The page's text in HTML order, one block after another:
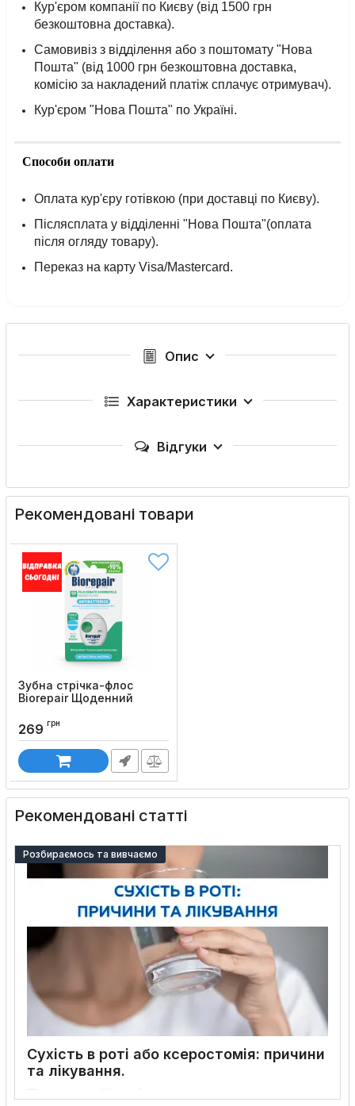
Кур'єром компанії по Києву (від 1500 грн
безкоштовна доставка).
Самовивіз з відділення або з поштомату "Нова
Пошта" (від 1000 грн безкоштовна доставка,
комісію за накладений платіж сплачує отримувач).
Кур'єром "Нова Пошта" по Україні.
Способи оплати
Оплата кур'єру готівкою (при доставці по Києву).
Післясплата у відділенні "Нова Пошта"(оплата
після огляду товару).
Переказ на карту Visa/Mastercard.
Опис
Характеристики
Відгуки
Рекомендовані товари
Зубна стрічка-флос
Biorepair Щоденний
гідроксиапатитом, 50 м
Код товару: 15
269 грн
Рекомендовані статті
Розбираємось та вивчаємо
Сухість в роті або ксеростомія: причини
та лікування.